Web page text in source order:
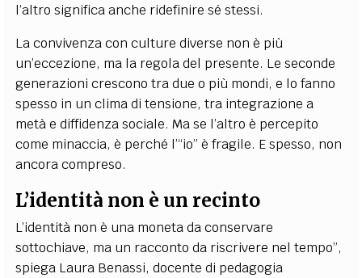
l’altro significa anche ridefinire sé stessi.
La convivenza con culture diverse non è più
un’eccezione, ma la regola del presente. Le seconde
generazioni crescono tra due o più mondi, e lo fanno
spesso in un clima di tensione, tra integrazione a
metà e diffidenza sociale. Ma se l’altro è percepito
come minaccia, è perché l’“io” è fragile. E spesso, non
ancora compreso.
L’identità non è un recinto
L’identità non è una moneta da conservare
sottochiave, ma un racconto da riscrivere nel tempo”,
spiega Laura Benassi, docente di pedagogia